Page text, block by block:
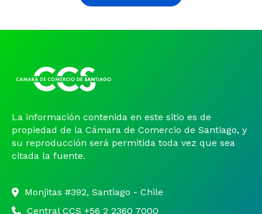
La información contenida en este sitio es de
propiedad de la Cámara de Comercio de Santiago, y
su reproducción será permitida toda vez que sea
citada la fuente.
Monjitas #392, Santiago - Chile
Central CCS +56 2 2360 7000